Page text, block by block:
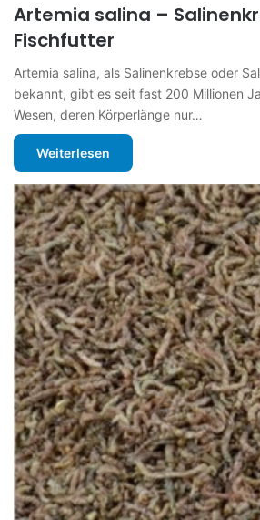
Artemia salina –
Fischfutter
Artemia salina, als Salinenkrebse oder
bekannt, gibt es seit fast 200 Millionen
Wesen, deren Körperlänge nur…
Weiterlesen